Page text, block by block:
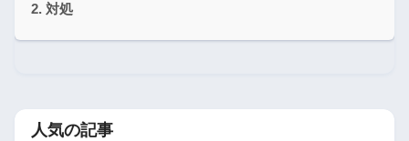
対処
人気の記事